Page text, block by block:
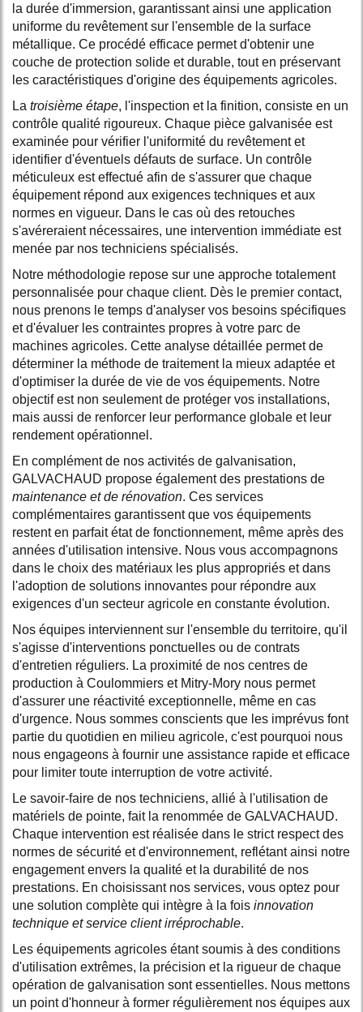
la durée d'immersion, garantissant ainsi une application
uniforme du revêtement sur l'ensemble de la surface
métallique. Ce procédé efficace permet d'obtenir une
couche de protection solide et durable, tout en préservant
les caractéristiques d'origine des équipements agricoles.
La troisième étape, l'inspection et la finition, consiste en un
contrôle qualité rigoureux. Chaque pièce galvanisée est
examinée pour vérifier l'uniformité du revêtement et
identifier d'éventuels défauts de surface. Un contrôle
méticuleux est effectué afin de s'assurer que chaque
équipement répond aux exigences techniques et aux
normes en vigueur. Dans le cas où des retouches
s'avéreraient nécessaires, une intervention immédiate est
menée par nos techniciens spécialisés.
Notre méthodologie repose sur une approche totalement
personnalisée pour chaque client. Dès le premier contact,
nous prenons le temps d'analyser vos besoins spécifiques
et d'évaluer les contraintes propres à votre parc de
machines agricoles. Cette analyse détaillée permet de
déterminer la méthode de traitement la mieux adaptée et
d'optimiser la durée de vie de vos équipements. Notre
objectif est non seulement de protéger vos installations,
mais aussi de renforcer leur performance globale et leur
rendement opérationnel.
En complément de nos activités de galvanisation,
GALVACHAUD propose également des prestations de
maintenance et de rénovation. Ces services
complémentaires garantissent que vos équipements
restent en parfait état de fonctionnement, même après des
années d'utilisation intensive. Nous vous accompagnons
dans le choix des matériaux les plus appropriés et dans
l'adoption de solutions innovantes pour répondre aux
exigences d'un secteur agricole en constante évolution.
Nos équipes interviennent sur l'ensemble du territoire, qu'il
s'agisse d'interventions ponctuelles ou de contrats
d'entretien réguliers. La proximité de nos centres de
production à Coulommiers et Mitry-Mory nous permet
d'assurer une réactivité exceptionnelle, même en cas
d'urgence. Nous sommes conscients que les imprévus font
partie du quotidien en milieu agricole, c'est pourquoi nous
nous engageons à fournir une assistance rapide et efficace
pour limiter toute interruption de votre activité.
Le savoir-faire de nos techniciens, allié à l'utilisation de
matériels de pointe, fait la renommée de GALVACHAUD.
Chaque intervention est réalisée dans le strict respect des
normes de sécurité et d'environnement, reflétant ainsi notre
engagement envers la qualité et la durabilité de nos
prestations. En choisissant nos services, vous optez pour
une solution complète qui intègre à la fois innovation
technique et service client irréprochable.
Les équipements agricoles étant soumis à des conditions
d'utilisation extrêmes, la précision et la rigueur de chaque
opération de galvanisation sont essentielles. Nous mettons
un point d'honneur à former régulièrement nos équipes aux